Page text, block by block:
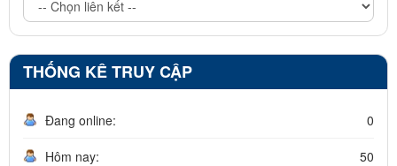
THỐNG KÊ TRUY CẬP
Đang online: 0
Hôm nay: 50